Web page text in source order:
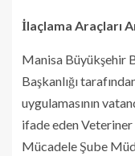
İlaçlama Araçları
Manisa Büyükşehir
Başkanlığı
uygulamasının
ifade eden
Mücadele Şube